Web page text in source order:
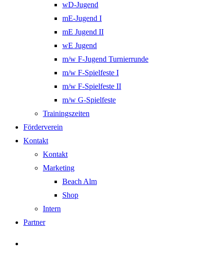
wD-Jugend
mE-Jugend I
mE Jugend II
wE Jugend
m/w F-Jugend Turnierrunde
m/w F-Spielfeste I
m/w F-Spielfeste II
m/w G-Spielfeste
Trainingszeiten
Förderverein
Kontakt
Kontakt
Marketing
Beach Alm
Shop
Intern
Partner